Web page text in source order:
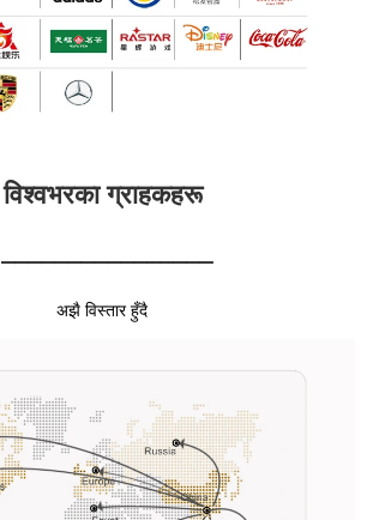
विश्वभरका ग्राहकहरू
________________
अझै विस्तार हुँदै